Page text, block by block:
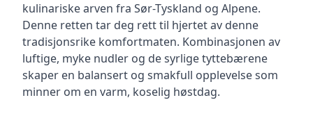
kulinariske arven fra Sør-Tyskland og Alpene.
Denne retten tar deg rett til hjertet av denne
tradisjonsrike komfortmaten. Kombinasjonen av
luftige, myke nudler og de syrlige tyttebærene
skaper en balansert og smakfull opplevelse som
minner om en varm, koselig høstdag.